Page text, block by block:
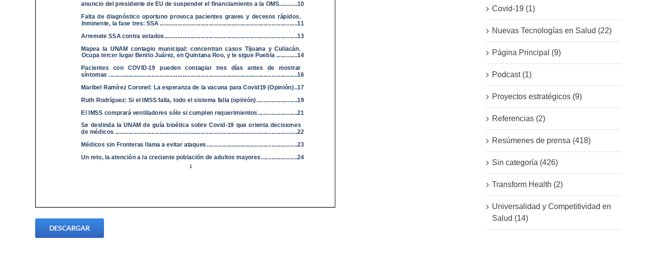
DESCARGAR
Covid-19 (1)
Nuevas Tecnologías en Salud (22)
Página Principal (9)
Podcast (1)
Proyectos estratégicos (9)
Referencias (2)
Resúmenes de prensa (418)
Sin categoría (426)
Transform Health (2)
Universalidad y Competitividad en
Salud (14)